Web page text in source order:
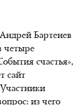
Бартенев
четыре
счастья»,
сайт
из чего